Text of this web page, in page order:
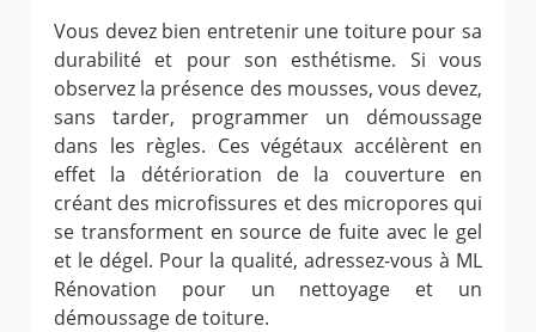
Vous devez bien entretenir une toiture pour sa
durabilité et pour son esthétisme. Si vous
observez la présence des mousses, vous devez,
sans tarder, programmer un démoussage
dans les règles. Ces végétaux accélèrent en
effet la détérioration de la couverture en
créant des microfissures et des micropores qui
se transforment en source de fuite avec le gel
et le dégel. Pour la qualité, adressez-vous à ML
Rénovation pour un nettoyage et un
démoussage de toiture.